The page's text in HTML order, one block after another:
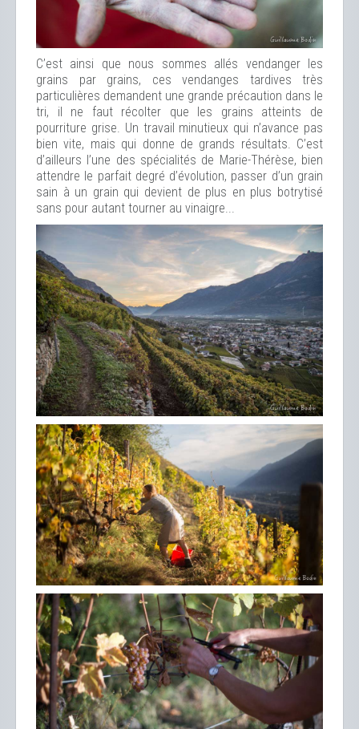
C’est ainsi que nous sommes allés vendanger les
grains par grains, ces vendanges tardives très
particulières demandent une grande précaution dans le
tri, il ne faut récolter que les grains atteints de
pourriture grise. Un travail minutieux qui n’avance pas
bien vite, mais qui donne de grands résultats. C’est
d’ailleurs l’une des spécialités de Marie-Thérèse, bien
attendre le parfait degré d’évolution, passer d’un grain
sain à un grain qui devient de plus en plus botrytisé
sans pour autant tourner au vinaigre...